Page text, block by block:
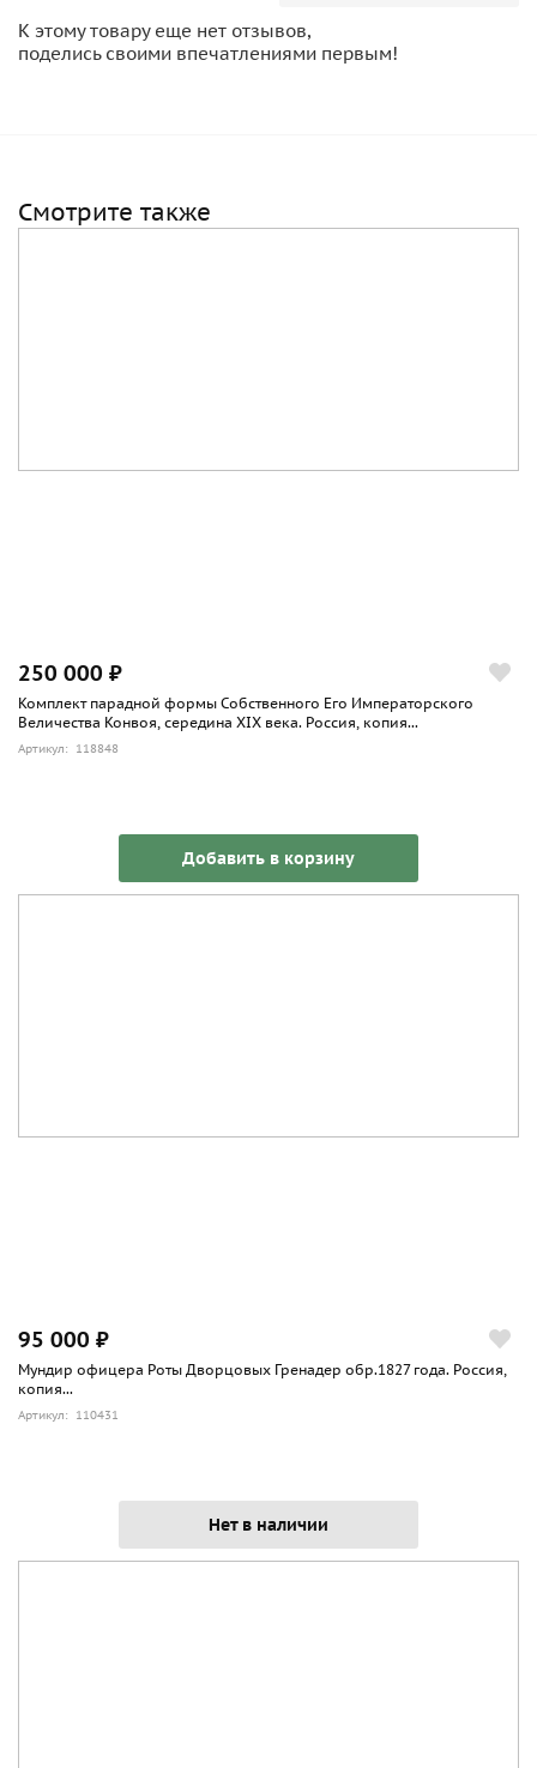
К этому товару еще нет отзывов,
поделись своими впечатлениями первым!
Смотрите также
250 000 ₽
Комплект парадной формы Собственного Его Императорского
Величества Конвоя, середина XIX века. Россия, копия...
Артикул: 118848
Добавить в корзину
95 000 ₽
Мундир офицера Роты Дворцовых Гренадер обр.1827 года. Россия,
копия...
Артикул: 110431
Нет в наличии